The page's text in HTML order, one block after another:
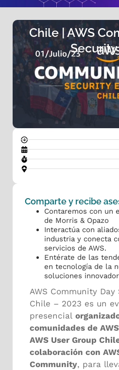
Chile | AWS
Security
Comparte y recibe
Contaremos con un
de Morris & Opazo
Interactúa con
industria y conecta
servicios de AWS.
Entérate de las
en tecnología de la
soluciones
AWS Community
Chile – 2023 es un
presencial
comunidades de
AWS User Group
colaboración con
Community, para